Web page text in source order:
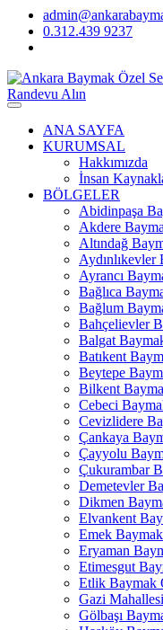
0.312.439 9237
Randevu Alın
ANA SAYFA
KURUMSAL
Hakkımızda
İnsan
BÖLGELER
Abidinpaşa
Akdere
Altındağ
Ayrancı
Bağlıca
Bağlum
Bahçelievler
Balgat
Batıkent
Beytepe
Bilkent
Cebeci
Cevizlidere
Çankaya
Çayyolu
Çukurambar
Demetevler
Dikmen
Elvankent
Emek
Eryaman
Etimesgut
Etlik Baymak
Gazi
Gölbaşı